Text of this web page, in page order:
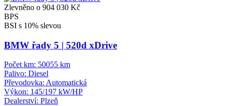
Zlevněno o 904 030 Kč
BPS
BSI s 10% slevou
BMW řady 5 | 520d xDrive
Počet km: 50055 km
Palivo: Diesel
Převodovka: Automatická
Výkon: 145/197 kW/HP
Dealerství: Plzeň